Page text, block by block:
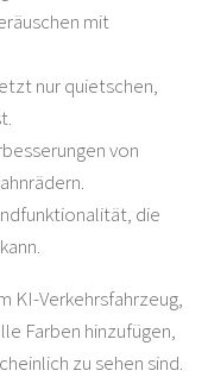
mit
nur quietschen,
von
die
KI-Verkehrsfahrzeug,
Farben hinzufügen,
zu sehen sind.